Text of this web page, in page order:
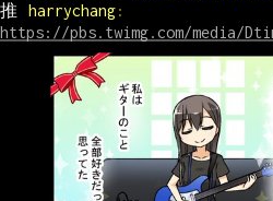
推
harrychang
https://pbs.twimg.com/media/